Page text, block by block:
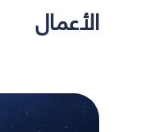
الأعمال